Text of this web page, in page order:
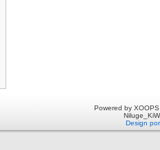
Powered by
Design